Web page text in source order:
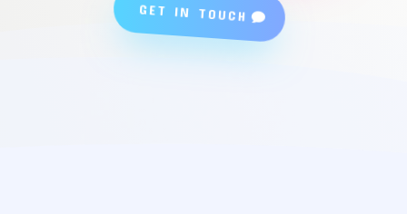
GET IN TOUCH